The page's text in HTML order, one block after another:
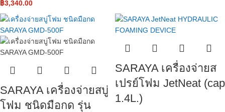
฿3,340.00
SARAYA เครื่องจ่ายสบู่
โฟม ชนิดมือกด รุ่น
SARAYA เครื่องจ่ายส
เปรย์โฟม JetNeat​ (cap
1.4L.)